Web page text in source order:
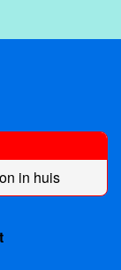
in huis